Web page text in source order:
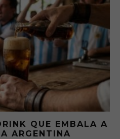
QUE EMBALA A
ARGENTINA